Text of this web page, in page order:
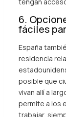
6.
fáciles
España
residencia
posible que
vivan allí a
permite a los
trabajar,